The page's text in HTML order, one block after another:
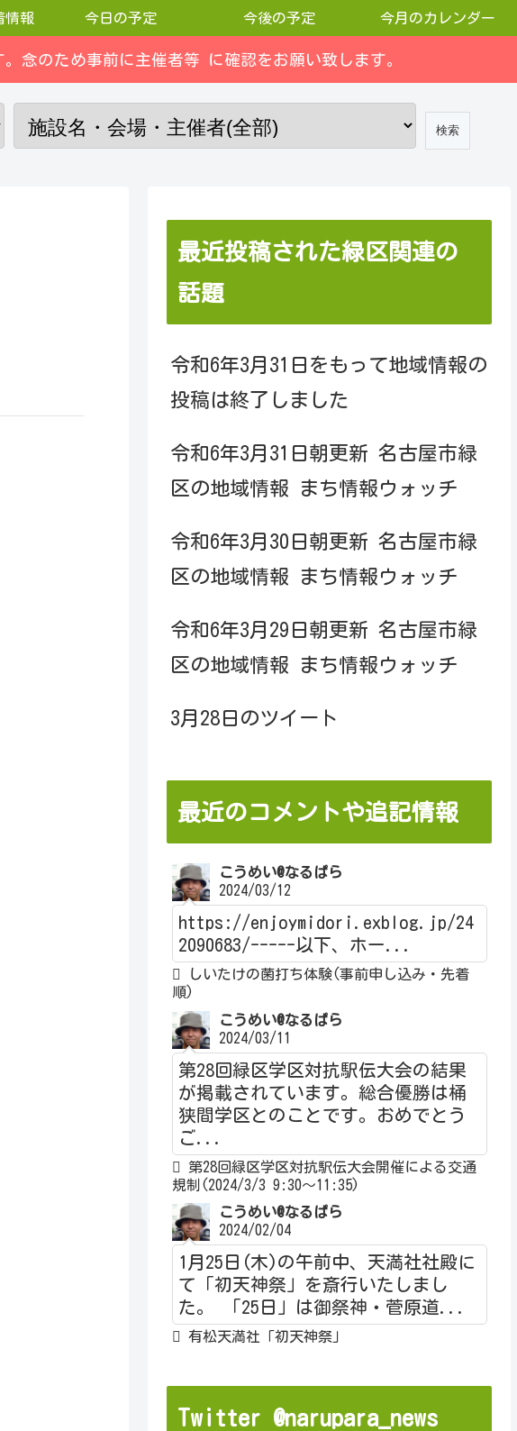
情報 今日の予定 今後の予定 今月のカレンダー
念のため事前に主催者等 に確認をお願い致します。
最近投稿された緑区関連の
話題
令和6年3月31日をもって地域情報の
投稿は終了しました
令和6年3月31日朝更新 名古屋市緑
区の地域情報 まち情報ウォッチ
令和6年3月30日朝更新 名古屋市緑
区の地域情報 まち情報ウォッチ
令和6年3月29日朝更新 名古屋市緑
区の地域情報 まち情報ウォッチ
3月28日のツイート
最近のコメントや追記情報
こうめい@なるぱら
2024/03/12
https://enjoymidori.exblog.jp/24
2090683/-----以下、ホー...
しいたけの菌打ち体験(事前申し込み・先着
順)
こうめい@なるぱら
2024/03/11
第28回緑区学区対抗駅伝大会の結果
が掲載されています。総合優勝は桶
狭間学区とのことです。おめでとう
ご...
第28回緑区学区対抗駅伝大会開催による交通
規制(2024/3/3 9:30～11:35)
こうめい@なるぱら
2024/02/04
1月25日(木)の午前中、天満社社殿に
て「初天神祭」を斎行いたしまし
た。 「25日」は御祭神・菅原道...
有松天満社「初天神祭」
Twitter @narupara_news